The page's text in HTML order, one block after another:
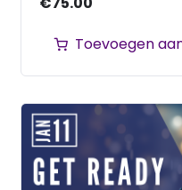
Toevoegen